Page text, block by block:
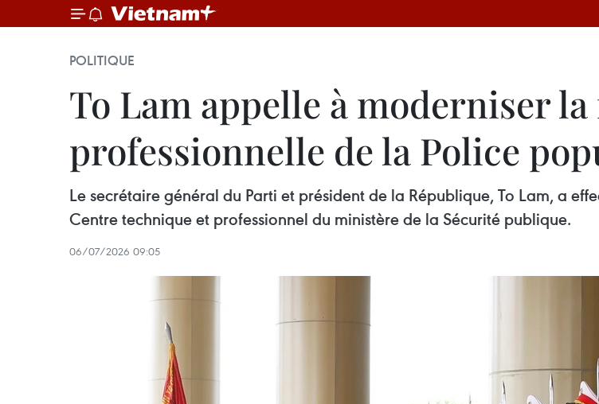
POLITIQUE
To Lam appelle à moderniser
professionnelle de la Police
Le secrétaire général du Parti et président de la République, To Lam, a
Centre technique et professionnel du ministère de la Sécurité publique.
06/07/2026 09:05